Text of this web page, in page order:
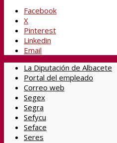
Facebook
X
Pinterest
Linkedin
Email
La Diputación de Albacete
Portal del empleado
Correo web
Segex
Segra
Sefycu
Seface
Seres